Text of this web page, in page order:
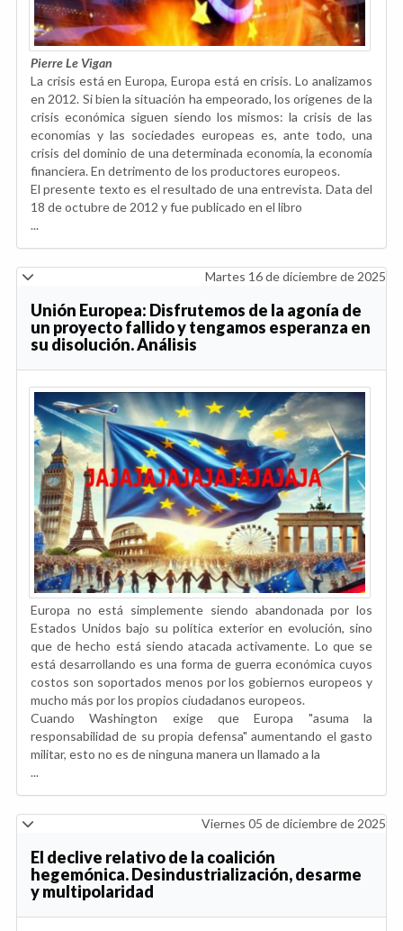
Pierre Le Vigan
La crisis está en Europa, Europa está en crisis. Lo analizamos
en 2012. Si bien la situación ha empeorado, los orígenes de la
crisis económica siguen siendo los mismos: la crisis de las
economías y las sociedades europeas es, ante todo, una
crisis del dominio de una determinada economía, la economía
financiera. En detrimento de los productores europeos.
El presente texto es el resultado de una entrevista. Data del
18 de octubre de 2012 y fue publicado en el libro
...
Martes 16 de diciembre de 2025
Unión Europea: Disfrutemos de la agonía de
un proyecto fallido y tengamos esperanza en
su disolución. Análisis
Europa no está simplemente siendo abandonada por los
Estados Unidos bajo su política exterior en evolución, sino
que de hecho está siendo atacada activamente. Lo que se
está desarrollando es una forma de guerra económica cuyos
costos son soportados menos por los gobiernos europeos y
mucho más por los propios ciudadanos europeos.
Cuando Washington exige que Europa "asuma la
responsabilidad de su propia defensa" aumentando el gasto
militar, esto no es de ninguna manera un llamado a la
...
Viernes 05 de diciembre de 2025
El declive relativo de la coalición
hegemónica. Desindustrialización, desarme
y multipolaridad